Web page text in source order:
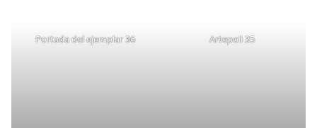
Portada del ejemplar 36 Artepoli 35